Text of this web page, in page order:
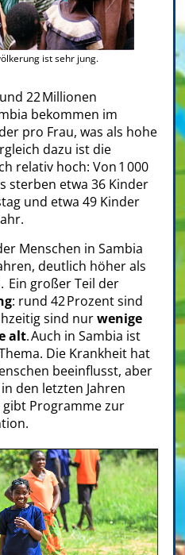
ist sehr jung.
22 Millionen
bekommen im
pro Frau, was als hohe
dazu ist die
relativ hoch: Von 1 000
sterben etwa 36 Kinder
und etwa 49 Kinder
Menschen in Sambia
deutlich höher als
Ein großer Teil der
: rund 42 Prozent sind
sind nurwenige
alt. Auch in Sambia ist
Die Krankheit hat
beeinflusst, aber
den letzten Jahren
gibt Programme zur